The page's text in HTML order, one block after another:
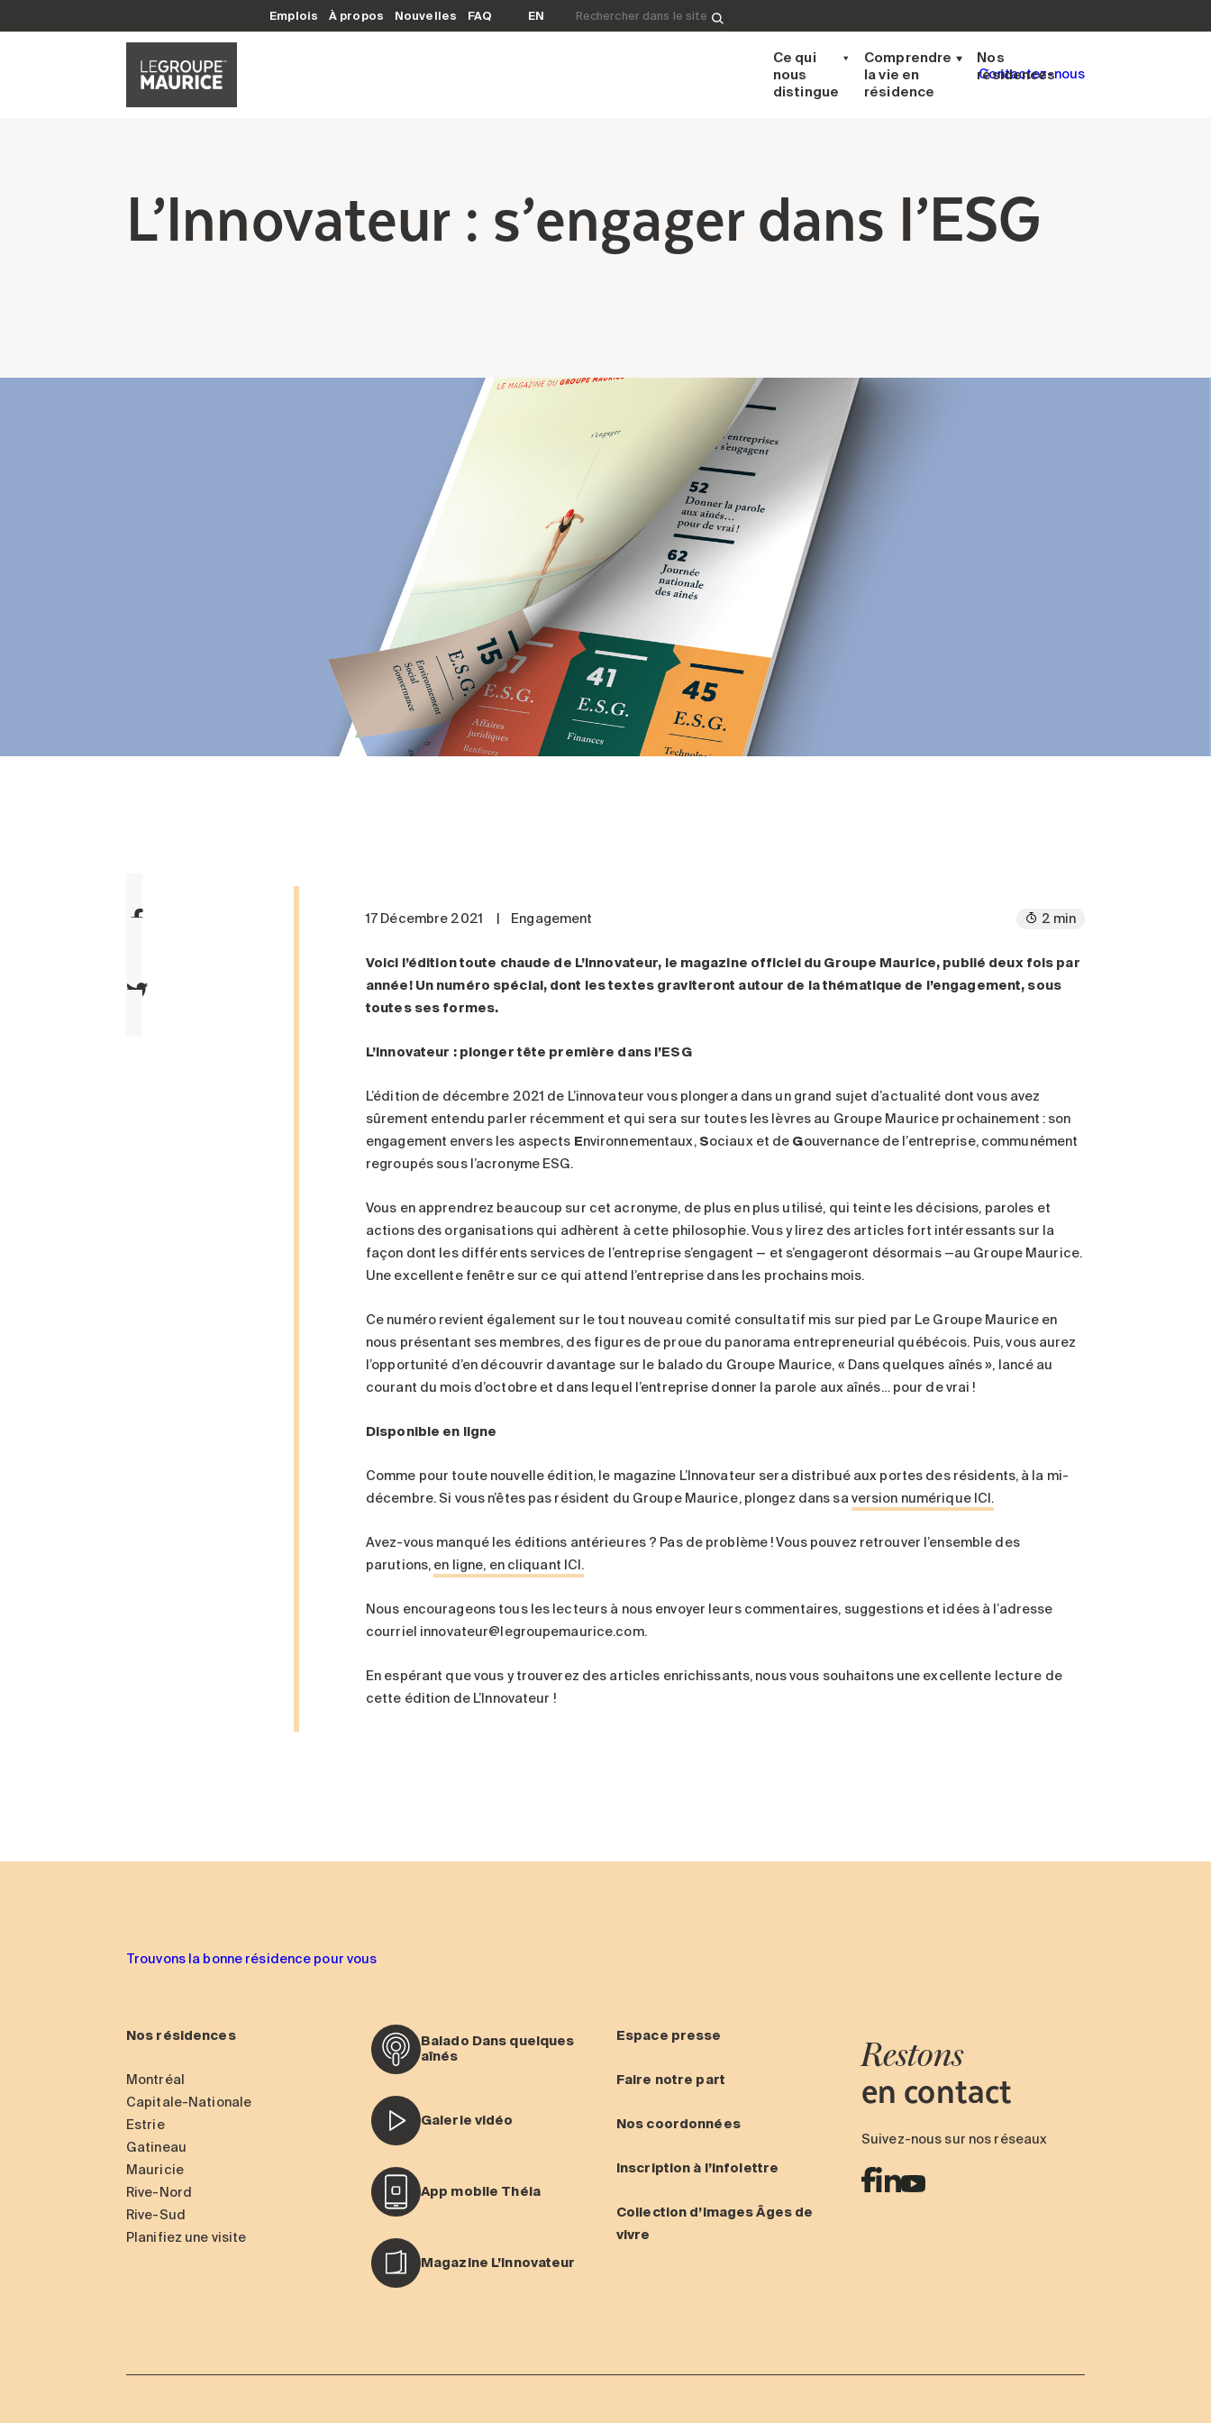
Emplois À propos Nouvelles FAQ EN Rechercher&nbsp;:
Ce qui
nous
distingue
Comprendre
la vie en
résidence
Nos
résidences
Contactez-nous
L’Innovateur : s’engager dans l’ESG
17 Décembre 2021 Engagement 2 min
Voici l’édition toute chaude de L’Innovateur, le magazine officiel du Groupe Maurice, publié deux fois par
année! Un numéro spécial, dont les textes graviteront autour de la thématique de l’engagement, sous
toutes ses formes.
L’Innovateur : plonger tête première dans l’ESG
L’édition de décembre 2021 de L’innovateur vous plongera dans un grand sujet d’actualité dont vous avez
sûrement entendu parler récemment et qui sera sur toutes les lèvres au Groupe Maurice prochainement : son
engagement envers les aspects Environnementaux, Sociaux et de Gouvernance de l’entreprise, communément
regroupés sous l’acronyme ESG.
Vous en apprendrez beaucoup sur cet acronyme, de plus en plus utilisé, qui teinte les décisions, paroles et
actions des organisations qui adhèrent à cette philosophie. Vous y lirez des articles fort intéressants sur la
façon dont les différents services de l’entreprise s’engagent — et s’engageront désormais —au Groupe Maurice.
Une excellente fenêtre sur ce qui attend l’entreprise dans les prochains mois.
Ce numéro revient également sur le tout nouveau comité consultatif mis sur pied par Le Groupe Maurice en
nous présentant ses membres, des figures de proue du panorama entrepreneurial québécois. Puis, vous aurez
l’opportunité d’en découvrir davantage sur le balado du Groupe Maurice, « Dans quelques aînés », lancé au
courant du mois d’octobre et dans lequel l’entreprise donner la parole aux aînés… pour de vrai !
Disponible en ligne
Comme pour toute nouvelle édition, le magazine L’Innovateur sera distribué aux portes des résidents, à la mi-
décembre. Si vous n’êtes pas résident du Groupe Maurice, plongez dans sa version numérique ICI.
Avez-vous manqué les éditions antérieures ? Pas de problème ! Vous pouvez retrouver l’ensemble des
parutions, en ligne, en cliquant ICI.
Nous encourageons tous les lecteurs à nous envoyer leurs commentaires, suggestions et idées à l’adresse
courriel innovateur@legroupemaurice.com.
En espérant que vous y trouverez des articles enrichissants, nous vous souhaitons une excellente lecture de
cette édition de L’Innovateur !
Trouvons la bonne résidence pour vous
Nos résidences
Montréal
Capitale-Nationale
Estrie
Gatineau
Mauricie
Rive-Nord
Rive-Sud
Planifiez une visite
Balado Dans quelques
aînés
Galerie vidéo
App mobile Théia
Magazine L’Innovateur
Espace presse
Faire notre part
Nos coordonnées
Inscription à l’infolettre
Collection d’images Âges de
vivre
Restons
en contact
Suivez-nous sur nos réseaux